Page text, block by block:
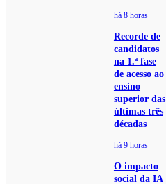
há 8 horas
Recorde de
candidatos
na 1.ª fase
de acesso ao
ensino
superior das
últimas três
décadas
há 9 horas
O impacto
social da IA